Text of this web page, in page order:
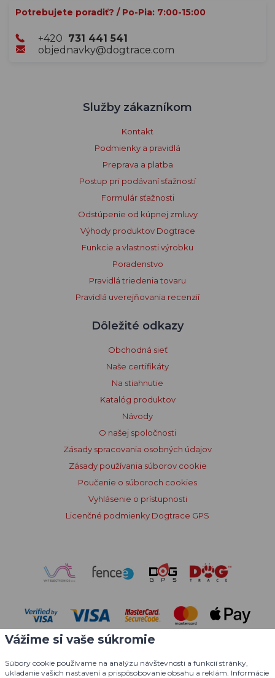
Potrebujete poradiť? / Po-Pia: 7:00-15:00
+420 731 441 541
objednavky@dogtrace.com
Služby zákazníkom
Kontakt
Podmienky a pravidlá
Preprava a platba
Postup pri podávaní sťažností
Formulár sťažnosti
Odstúpenie od kúpnej zmluvy
Výhody produktov Dogtrace
Funkcie a vlastnosti výrobku
Poradenstvo
Pravidlá triedenia tovaru
Pravidlá uverejňovania recenzií
Dôležité odkazy
Obchodná sieť
Naše certifikáty
Na stiahnutie
Katalóg produktov
Návody
O našej spoločnosti
Zásady spracovania osobných údajov
Zásady používania súborov cookie
Poučenie o súboroch cookies
Vyhlásenie o prístupnosti
Licenčné podmienky Dogtrace GPS
Vážime si vaše súkromie
Súbory cookie používame na analýzu návštevnosti a funkcií stránky,
ukladanie vašich nastavení a prispôsobovanie obsahu a reklám. Informácie